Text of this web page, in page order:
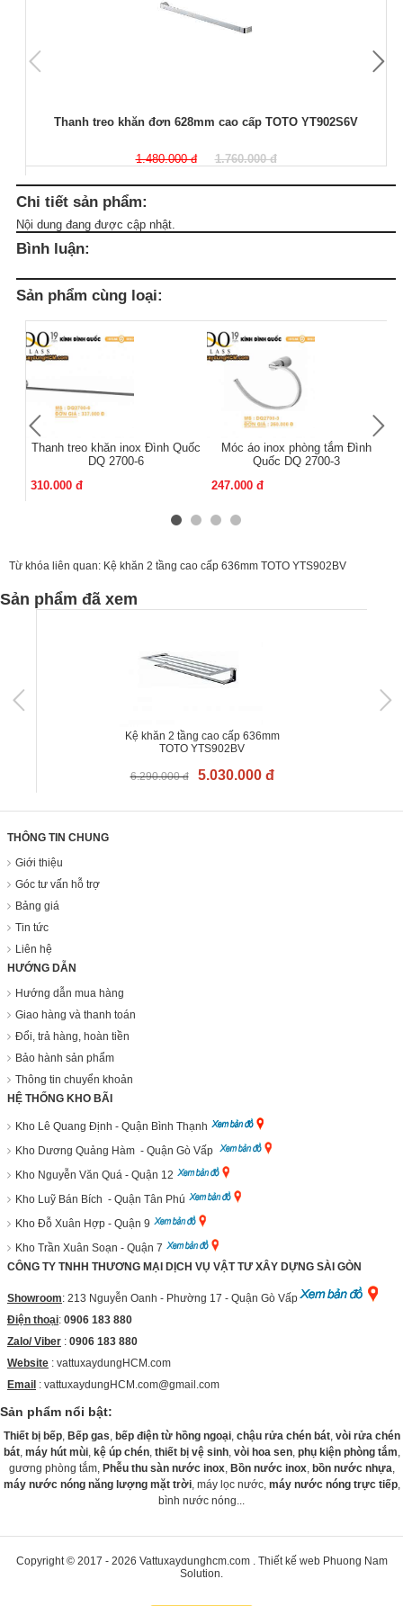
Thanh treo khăn đơn 628mm cao cấp TOTO YT902S6V
1.480.000 đ 1.760.000 đ
Chi tiết sản phẩm:
Nội dung đang được cập nhật.
Bình luận:
Sản phẩm cùng loại:
Thanh treo khăn inox Đình Quốc
DQ 2700-6
310.000 đ
Móc áo inox phòng tắm Đình
Quốc DQ 2700-3
247.000 đ
Từ khóa liên quan: Kệ khăn 2 tầng cao cấp 636mm TOTO YTS902BV
Sản phẩm đã xem
Kệ khăn 2 tầng cao cấp 636mm
TOTO YTS902BV
6.290.000 đ 5.030.000 đ
THÔNG TIN CHUNG
Giới thiệu
Góc tư vấn hỗ trợ
Bảng giá
Tin tức
Liên hệ
HƯỚNG DẪN
Hướng dẫn mua hàng
Giao hàng và thanh toán
Đổi, trả hàng, hoàn tiền
Bảo hành sản phẩm
Thông tin chuyển khoản
HỆ THỐNG KHO BÃI
Kho Lê Quang Định - Quận Bình Thạnh
Kho Dương Quảng Hàm - Quận Gò Vấp
Kho Nguyễn Văn Quá - Quận 12
Kho Luỹ Bán Bích - Quận Tân Phú
Kho Đỗ Xuân Hợp - Quận 9
Kho Trần Xuân Soạn - Quận 7
CÔNG TY TNHH THƯƠNG MẠI DỊCH VỤ VẬT TƯ XÂY DỰNG SÀI GÒN
Showroom: 213 Nguyễn Oanh - Phường 17 - Quận Gò Vấp
Điện thoại: 0906 183 880
Zalo/ Viber : 0906 183 880
Website : vattuxaydungHCM.com
Email : vattuxaydungHCM.com@gmail.com
Sản phẩm nổi bật:
Thiết bị bếp, Bếp gas, bếp điện từ hồng ngoại, chậu rửa chén bát, vòi rửa chén
bát, máy hút mùi, kệ úp chén, thiết bị vệ sinh, vòi hoa sen, phụ kiện phòng tắm,
gương phòng tắm, Phễu thu sàn nước inox, Bồn nước inox, bồn nước nhựa,
máy nước nóng năng lượng mặt trời, máy lọc nước, máy nước nóng trực tiếp,
bình nước nóng...
Copyright © 2017 - 2026 Vattuxaydunghcm.com. Thiết kế web Phuong Nam
Solution.